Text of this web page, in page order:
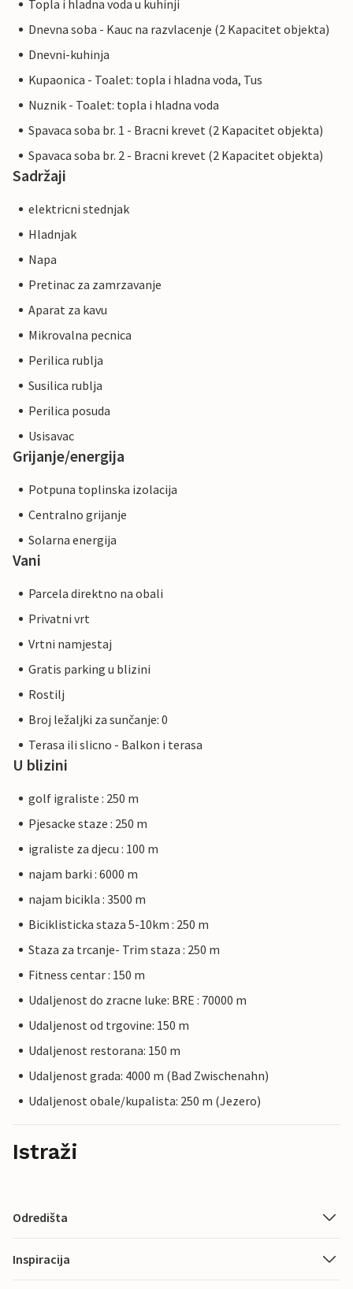
Topla i hladna voda u kuhinji
Dnevna soba - Kauc na razvlacenje (2 Kapacitet objekta)
Dnevni-kuhinja
Kupaonica - Toalet: topla i hladna voda, Tus
Nuznik - Toalet: topla i hladna voda
Spavaca soba br. 1 - Bracni krevet (2 Kapacitet objekta)
Spavaca soba br. 2 - Bracni krevet (2 Kapacitet objekta)
Sadržaji
elektricni stednjak
Hladnjak
Napa
Pretinac za zamrzavanje
Aparat za kavu
Mikrovalna pecnica
Perilica rublja
Susilica rublja
Perilica posuda
Usisavac
Grijanje/energija
Potpuna toplinska izolacija
Centralno grijanje
Solarna energija
Vani
Parcela direktno na obali
Privatni vrt
Vrtni namjestaj
Gratis parking u blizini
Rostilj
Broj ležaljki za sunčanje: 0
Terasa ili slicno - Balkon i terasa
U blizini
golf igraliste : 250 m
Pjesacke staze : 250 m
igraliste za djecu : 100 m
najam barki : 6000 m
najam bicikla : 3500 m
Biciklisticka staza 5-10km : 250 m
Staza za trcanje- Trim staza : 250 m
Fitness centar : 150 m
Udaljenost do zracne luke: BRE : 70000 m
Udaljenost od trgovine: 150 m
Udaljenost restorana: 150 m
Udaljenost grada: 4000 m (Bad Zwischenahn)
Udaljenost obale/kupalista: 250 m (Jezero)
Istraži
Odredišta
Inspiracija